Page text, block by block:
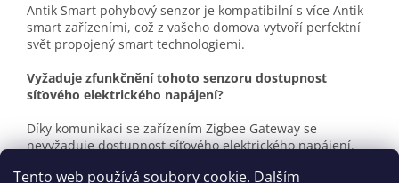
Tento web používá soubory cookie. Dalším
Antik Smart pohybový senzor je kompatibilní s více Antik
smart zařízeními, což z vašeho domova vytvoří perfektní
svět propojený smart technologiemi.
Vyžaduje zfunkčnění tohoto senzoru dostupnost
síťového elektrického napájení?
Díky komunikaci se zařízením Zigbee Gateway se
nevyžaduje dostupnost síťového elektrického napájení.